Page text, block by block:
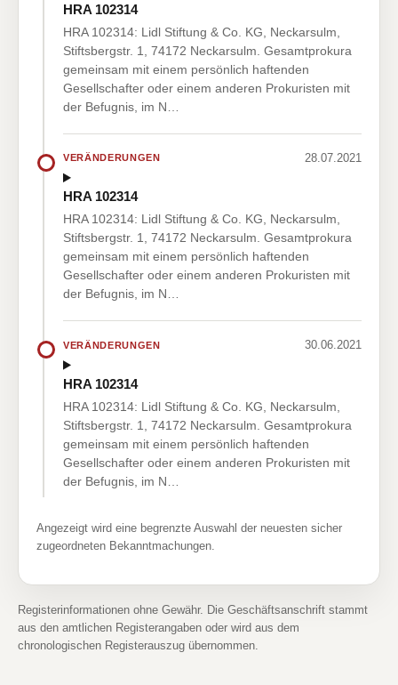
HRA 102314
HRA 102314: Lidl Stiftung & Co. KG, Neckarsulm,
Stiftsbergstr. 1, 74172 Neckarsulm. Gesamtprokura
gemeinsam mit einem persönlich haftenden
Gesellschafter oder einem anderen Prokuristen mit
der Befugnis, im N…
VERÄNDERUNGEN 28.07.2021
HRA 102314
HRA 102314: Lidl Stiftung & Co. KG, Neckarsulm,
Stiftsbergstr. 1, 74172 Neckarsulm. Gesamtprokura
gemeinsam mit einem persönlich haftenden
Gesellschafter oder einem anderen Prokuristen mit
der Befugnis, im N…
VERÄNDERUNGEN 30.06.2021
HRA 102314
HRA 102314: Lidl Stiftung & Co. KG, Neckarsulm,
Stiftsbergstr. 1, 74172 Neckarsulm. Gesamtprokura
gemeinsam mit einem persönlich haftenden
Gesellschafter oder einem anderen Prokuristen mit
der Befugnis, im N…
Angezeigt wird eine begrenzte Auswahl der neuesten sicher
zugeordneten Bekanntmachungen.
Registerinformationen ohne Gewähr. Die Geschäftsanschrift stammt
aus den amtlichen Registerangaben oder wird aus dem
chronologischen Registerauszug übernommen.